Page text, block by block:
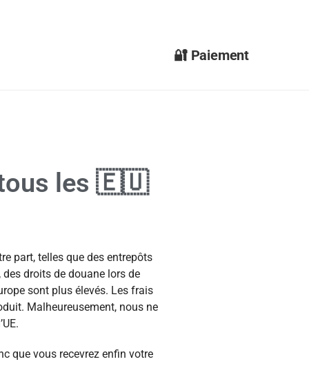
🔐 Paiement
les 🇪🇺
part, telles que des entrepôts
des droits de douane lors de
sont plus élevés. Les frais
Malheureusement, nous ne
que vous recevrez enfin votre